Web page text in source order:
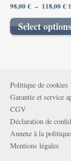
98,00€ – 118,00€
Select options
Politique de cookies
Garantie et service
CGV
Déclaration de
Annexe à la
Mentions légales